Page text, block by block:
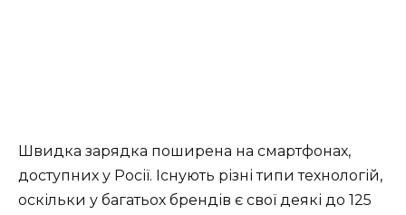
Швидка зарядка поширена на смартфонах,
доступних у Росії. Існують різні типи технологій,
оскільки у багатьох брендів є свої деякі до 125